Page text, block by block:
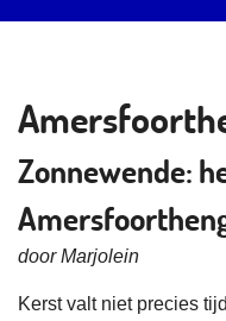
Zonnewende:
door Marjolein
Kerst valt niet precies